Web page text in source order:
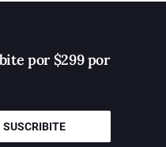
por $299 por
SUSCRIBITE